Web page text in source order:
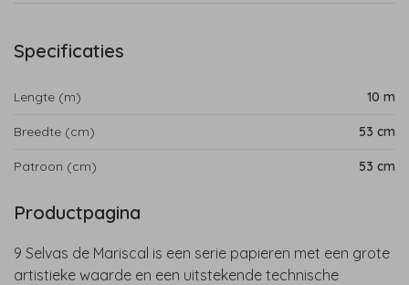
Specificaties
Lengte (m) 10 m
Breedte (cm) 53 cm
Patroon (cm) 53 cm
Productpagina
9 Selvas de Mariscal is een serie papieren met een grote
artistieke waarde en een uitstekende technische